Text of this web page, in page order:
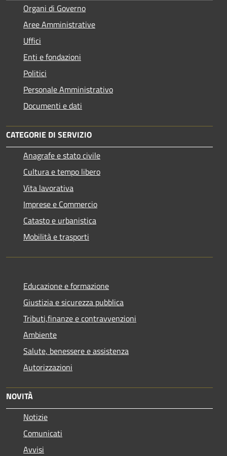
Organi di Governo
Aree Amministrative
Uffici
Enti e fondazioni
Politici
Personale Amministrativo
Documenti e dati
CATEGORIE DI SERVIZIO
Anagrafe e stato civile
Cultura e tempo libero
Vita lavorativa
Imprese e Commercio
Catasto e urbanistica
Mobilità e trasporti
Educazione e formazione
Giustizia e sicurezza pubblica
Tributi,finanze e contravvenzioni
Ambiente
Salute, benessere e assistenza
Autorizzazioni
NOVITÀ
Notizie
Comunicati
Avvisi